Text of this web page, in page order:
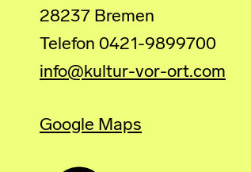
28237 Bremen
Telefon 0421-9899700
info@kultur-vor-ort.com
Google Maps